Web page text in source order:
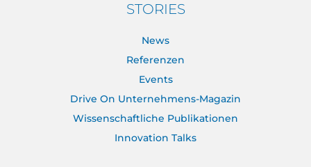
STORIES
News
Referenzen
Events
Drive On Unternehmens-Magazin
Wissenschaftliche Publikationen
Innovation Talks